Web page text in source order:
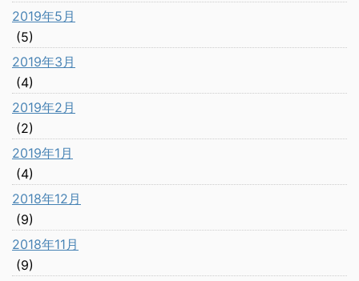
2019年5月
(5)
2019年3月
(4)
2019年2月
(2)
2019年1月
(4)
2018年12月
(9)
2018年11月
(9)